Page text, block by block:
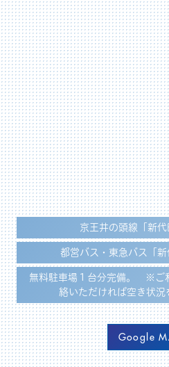
2025.09.26 お知らせ
インフルエンザワクチ
令和7年10月1日～令和8年1月
皮下注射：2回まで接種可能
点鼻型：1回接種
●小児インフルエンザワクチン
田谷区民） 自己負担：
中
（世田谷区民） 自己負担：
円
京王井の頭線「新
都営バス・東急バス「
無料駐車場１台分完備。 ※ご
絡いただければ空き状況
Google